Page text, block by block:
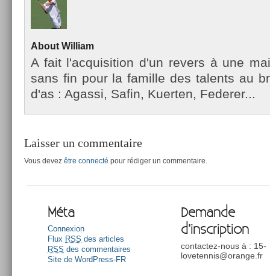
About Wil­liam
A fait l'ac­quisi­tion d'un re­v­ers à une
sans fin pour la famil­le des talents au
d'as : Agas­si, Safin, Kuert­en, Feder­er...
Laisser un commentaire
Vous devez être connecté pour rédiger un commentaire.
Méta
Connexion
Flux RSS des articles
RSS des commentaires
Site de WordPress-FR
Demande
d’inscription
contactez-nous à : 15-
lovetennis@orange.fr